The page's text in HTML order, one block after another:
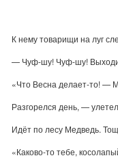
К нему товарищи на луг
— Чуф-шу! Чуф-шу!
«Что Весна делает-то! —
Разгорелся день, —
Идёт по лесу Медведь.
«Каково-то тебе,